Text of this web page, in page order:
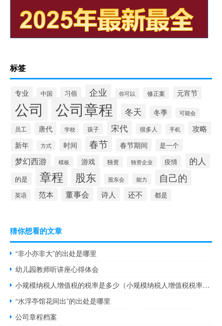
标签
专业 中国 习俗 企业 你可以 修正案 元宵节
公司 公司章程 冬天 冬季 可能会
员工 唐代 学校 孩子 宋代 很多人 手机 攻略
新年 方式 时间 春节 春节期间 是一个
梦幻西游 模板 游戏 独资 独资企业 疫情 的人
的是 章程 股东 股东会 能力 自己的
英语 范本 董事会 诗人 还不 都是
猜你想看的文章
“非小亦非大”的出处是哪里
幼儿园教师听讲座心得体会
小规模纳税人增值税的税率是多少（小规模纳税人增值税税率有几种）
“水浮亭馆花间出”的出处是哪里
公司章程档案